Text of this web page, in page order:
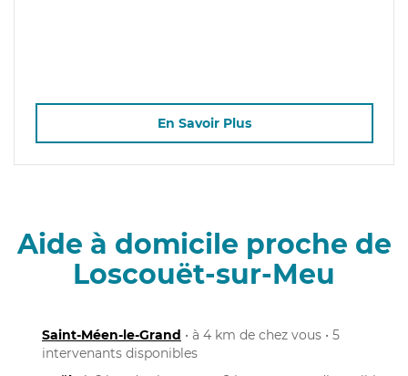
En Savoir Plus
Aide à domicile proche de
Loscouët-sur-Meu
Saint-Méen-le-Grand • à 4 km de chez vous • 5
intervenants disponibles